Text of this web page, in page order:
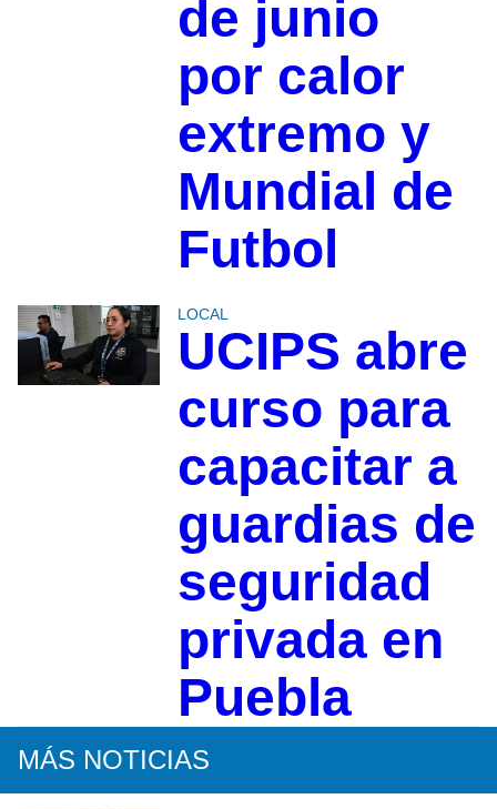
de junio
por calor
extremo y
Mundial de
Futbol
LOCAL
UCIPS abre
curso para
capacitar a
guardias de
seguridad
privada en
Puebla
MÁS NOTICIAS